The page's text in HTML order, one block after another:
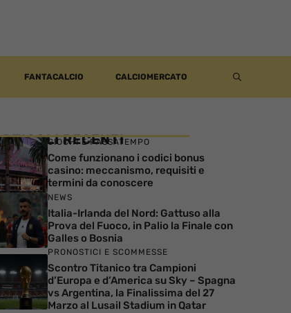
FANTACALCIO CALCIOMERCATO
RECENTI
GIOCHI E PASSATEMPO
Come funzionano i codici bonus
casino: meccanismo, requisiti e
termini da conoscere
NEWS
Italia-Irlanda del Nord: Gattuso alla
Prova del Fuoco, in Palio la Finale con
Galles o Bosnia
PRONOSTICI E SCOMMESSE
Scontro Titanico tra Campioni
d’Europa e d’America su Sky – Spagna
vs Argentina, la Finalissima del 27
Marzo al Lusail Stadium in Qatar